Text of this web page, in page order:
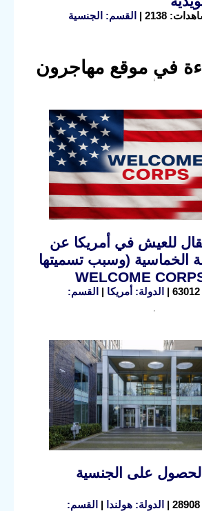
2138 | القسم: الجنسية
في موقع مهاجرون
للعيش في أمريكا عن
الخماسية (وسبب تسميتها
الدولة: أمريكا | القسم:
على الجنسية
الدولة: هولندا | القسم: